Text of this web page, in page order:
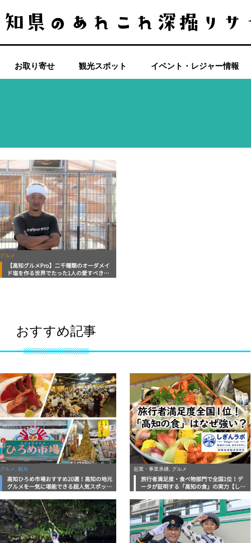
お取り寄せ 観光スポット イベント・レジャー情報
グルメ
【高知グルメPro】二千種類のオーダメイ
ド塩を作る世界でたった1人の愛すべき変
おすすめ記事
グルメ, 観光
高知ひろめ市場おすすめ20選！高知の地元
グルメを一気に堪能できる超人気スポット
起業・事業承継, グルメ
旅行者満足度・食べ物部門で全国1位！デ
ータが証明する「高知の食」の実力【しぎ